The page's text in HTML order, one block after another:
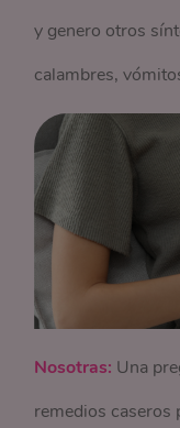
y genero otros
calambres,
Nosotras: Una
remedios caseros